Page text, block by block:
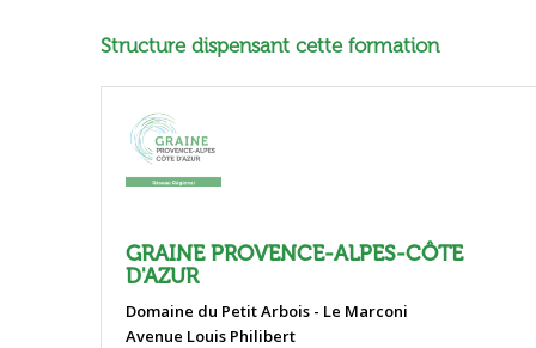
Structure dispensant cette formation
GRAINE PROVENCE-ALPES-CÔTE
D'AZUR
Domaine du Petit Arbois - Le Marconi
Avenue Louis Philibert